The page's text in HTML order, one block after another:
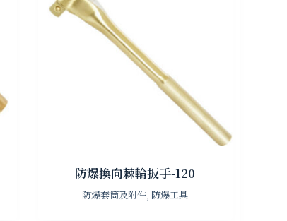
防爆換向棘輪扳手-120
防爆套筒及附件 防爆工具